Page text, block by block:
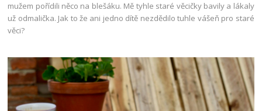
mužem pořídili něco na blešáku. Mě tyhle staré věcičky bavily a lákaly
už odmalička. Jak to že ani jedno dítě nezdědilo tuhle vášeň pro staré
věci?